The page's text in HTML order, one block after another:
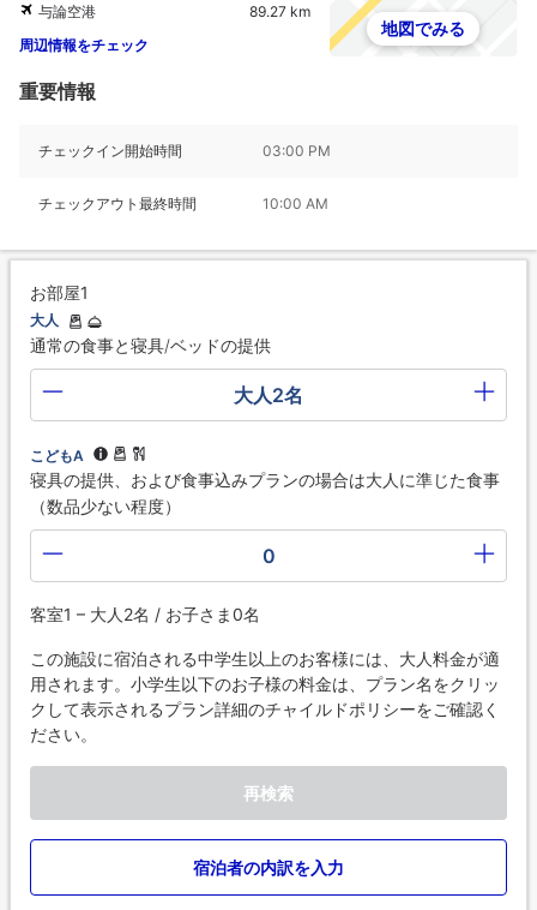
与論空港
89.27 km
周辺情報をチェック
地図でみる
重要情報
チェックイン開始時間 03:00 PM
チェックアウト最終時間 10:00 AM
お部屋1
大人
通常の食事と寝具/ベッドの提供
大人2名
こどもA
寝具の提供、および食事込みプランの場合は大人に準じた食事
（数品少ない程度）
0
客室1 – 大人2名 / お子さま0名
この施設に宿泊される中学生以上のお客様には、大人料金が適
用されます。小学生以下のお子様の料金は、プラン名をクリッ
クして表示されるプラン詳細のチャイルドポリシーをご確認く
ださい。
再検索
宿泊者の内訳を入力